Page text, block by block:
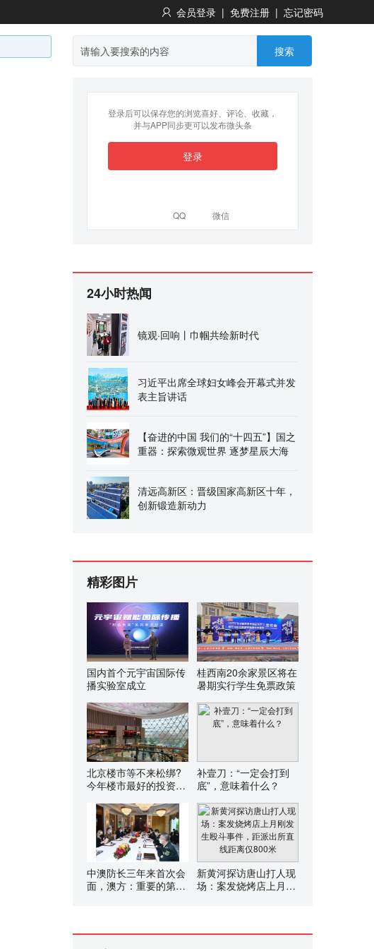
会员登录 | 免费注册 | 忘记密码
搜索
登录后可以保存您的浏览喜好、评论、收藏，
并与APP同步更可以发布微头条
登录
QQ 微信
24小时热闻
镜观·回响丨巾帼共绘新时代
习近平出席全球妇女峰会开幕式并发
表主旨讲话
【奋进的中国 我们的“十四五”】国之
重器：探索微观世界 逐梦星辰大海
清远高新区：晋级国家高新区十年，
创新锻造新动力
精彩图片
国内首个元宇宙国际传
播实验室成立
桂西南20余家景区将在
暑期实行学生免票政策
北京楼市等不来松绑?
今年楼市最好的投资指
补壹刀：“一定会打到
底”，意味着什么？
中澳防长三年来首次会
面，澳方：重要的第一
新黄河探访唐山打人现
场：案发烧烤店上月刚